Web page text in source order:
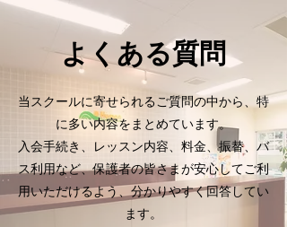
​よくある質問
当スクールに寄せられるご質問の中から、特
に多い内容をまとめています。
入会手続き、レッスン内容、料金、振替、バ
ス利用など、保護者の皆さまが安心してご利
用いただけるよう、分かりやすく回答してい
ます。